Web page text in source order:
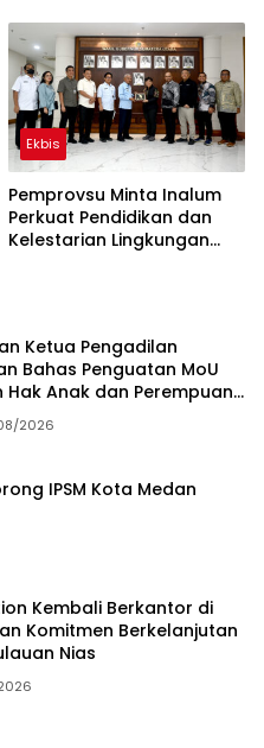
Ekbis
Pemprovsu Minta Inalum
Perkuat Pendidikan dan
Kelestarian Lingkungan
Ketua Pengadilan
Bahas Penguatan MoU
Hak Anak dan Perempuan
ASN
2026
IPSM Kota Medan
Kembali Berkantor di
Komitmen Berkelanjutan
Nias